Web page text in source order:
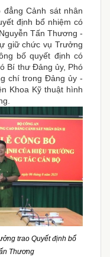
Cảnh sát nhân
định bổ nhiệm có
Tấn Thương -
giữ chức vụ Trưởng
bố quyết định có
Bí thư Đảng ủy, Phó
chí trong Đảng ủy -
Khoa Kỹ thuật hình
trao Quyết định bổ
Thương